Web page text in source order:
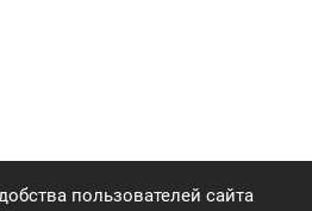
пользователей сайта